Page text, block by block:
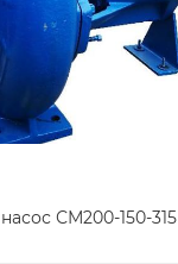
СМ200-150-315